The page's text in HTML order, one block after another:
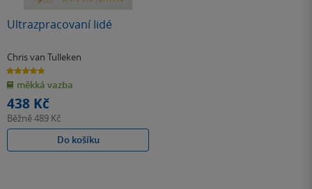
Ultrazpracovaní lidé
Chris van Tulleken
4.7
z
5
hvězdiček
měkká vazba
438 Kč
Běžně489 Kč
Do košíku